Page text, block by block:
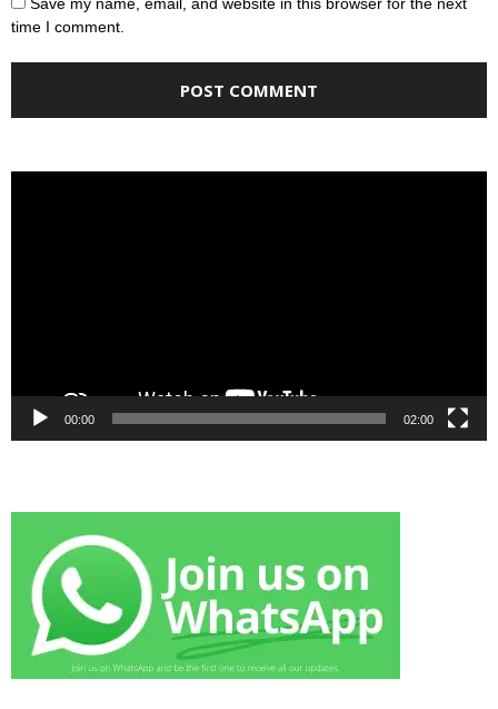
Save my name, email, and website in this browser for the next
time I comment.
00:00 02:00